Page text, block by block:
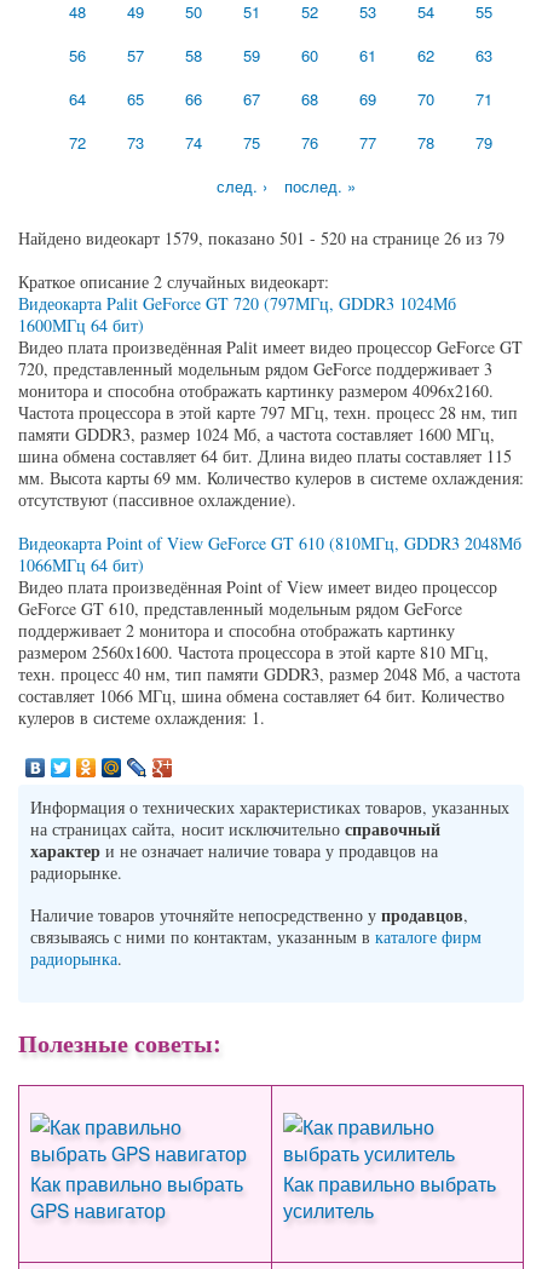
48 49 50 51 52 53 54
55
56
57 58 59 60 61 62
63
64
65 66 67 68 69 70
71
72
73 74 75 76 77 78
79
след. ›
послед. »
Найдено видеокарт 1579, показано 501 - 520 на странице 26 из 79
Краткое описание 2 случайных видеокарт:
Видеокарта Palit GeForce GT 720 (797МГц, GDDR3 1024Мб
1600МГц 64 бит)
Видео плата произведённая Palit имеет видео процессор GeForce GT
720, представленный модельным рядом GeForce поддерживает 3
монитора и способна отображать картинку размером 4096x2160.
Частота процессора в этой карте 797 МГц, техн. процесс 28 нм, тип
памяти GDDR3, размер 1024 Мб, а частота составляет 1600 МГц,
шина обмена составляет 64 бит. Длина видео платы составляет 115
мм. Высота карты 69 мм. Количество кулеров в системе охлаждения:
отсутствуют (пассивное охлаждение).
Видеокарта Point of View GeForce GT 610 (810МГц, GDDR3 2048Мб
1066МГц 64 бит)
Видео плата произведённая Point of View имеет видео процессор
GeForce GT 610, представленный модельным рядом GeForce
поддерживает 2 монитора и способна отображать картинку
размером 2560x1600. Частота процессора в этой карте 810 МГц,
техн. процесс 40 нм, тип памяти GDDR3, размер 2048 Мб, а частота
составляет 1066 МГц, шина обмена составляет 64 бит. Количество
кулеров в системе охлаждения: 1.
Информация о технических характеристиках товаров, указанных
на страницах сайта, носит исключительно справочный
характер и не означает наличие товара у продавцов на
радиорынке.
Наличие товаров уточняйте непосредственно у продавцов,
связываясь с ними по контактам, указанным в каталоге фирм
радиорынка.
Полезные советы:
Как правильно выбрать
GPS навигатор
Как правильно выбрать
усилитель